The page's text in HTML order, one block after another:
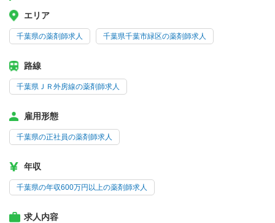
エリア
千葉県の薬剤師求人 千葉県千葉市緑区の薬剤師求人
路線
千葉県ＪＲ外房線の薬剤師求人
雇用形態
千葉県の正社員の薬剤師求人
年収
千葉県の年収600万円以上の薬剤師求人
求人内容